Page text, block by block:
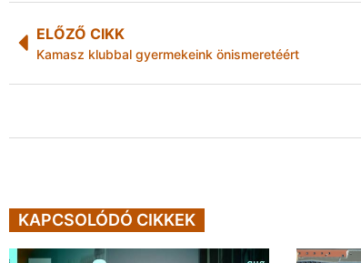
ELŐZŐ CIKK
Kamasz klubbal gyermekeink önismeretéért
KAPCSOLÓDÓ CIKKEK